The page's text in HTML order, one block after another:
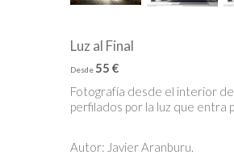
Luz al Final
Desde 55 €
Fotografía desde el interior
perfilados por la luz que entra
Autor: Javier Aranburu.